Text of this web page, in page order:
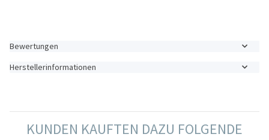
Bewertungen
Herstellerinformationen
KUNDEN KAUFTEN DAZU FOLGENDE